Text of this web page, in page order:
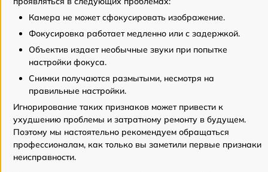
Камера не может сфокусировать изображение.
Фокусировка работает медленно или с задержкой.
Объектив издает необычные звуки при попытке
настройки фокуса.
Снимки получаются размытыми, несмотря на
правильные настройки.
Игнорирование таких признаков может привести к
ухудшению проблемы и затратному ремонту в будущем.
Поэтому мы настоятельно рекомендуем обращаться
профессионалам, как только вы заметили первые признаки
неисправности.